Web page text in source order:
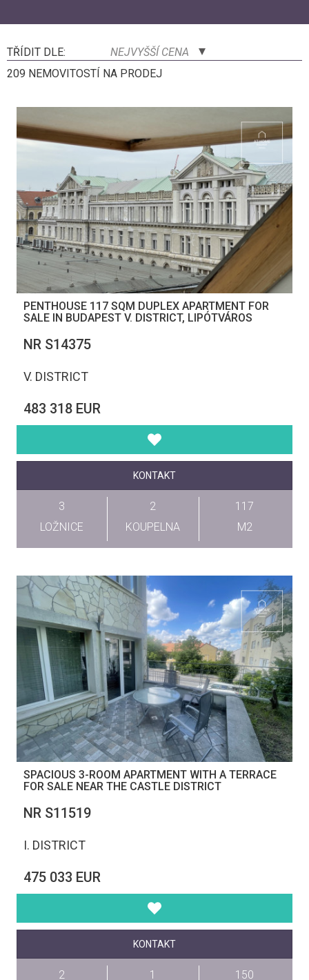
TŘÍDIT DLE:
NEJVYŠŠÍ CENA
209 NEMOVITOSTÍ NA PRODEJ
PENTHOUSE 117 SQM DUPLEX APARTMENT FOR
SALE IN BUDAPEST V. DISTRICT, LIPÓTVÁROS
NR S14375
V. DISTRICT
483 318 EUR
KONTAKT
3
LOŽNICE
2
KOUPELNA
117
M2
SPACIOUS 3-ROOM APARTMENT WITH A TERRACE
FOR SALE NEAR THE CASTLE DISTRICT
NR S11519
I. DISTRICT
475 033 EUR
KONTAKT
2 1 150